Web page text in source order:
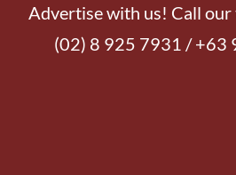
Advertise with us! Call
(02) 8 925 7931 / +63